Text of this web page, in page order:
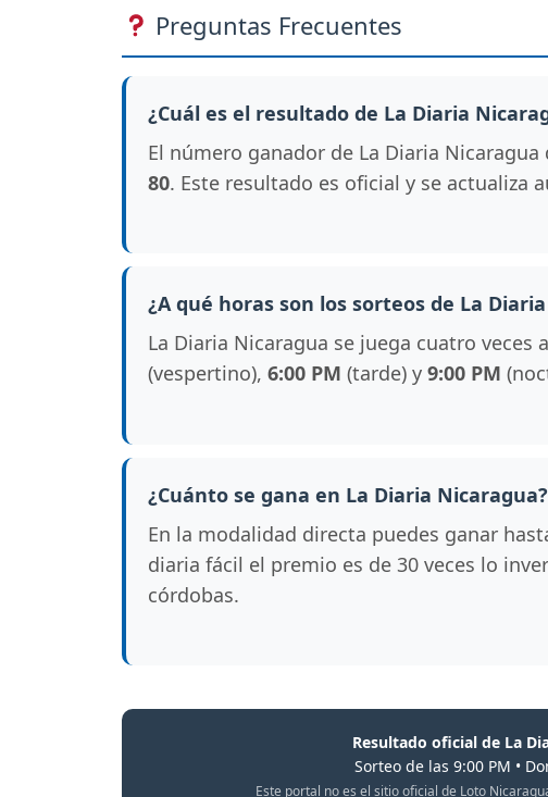
Preguntas Frecuentes
¿Cuál es el resultado de La Diaria
El número ganador de La Diaria
80. Este resultado es oficial y se actualiza
¿A qué horas son los sorteos de La
La Diaria Nicaragua se juega cuatro veces
(vespertino), 6:00 PM (tarde) y 9:00 PM
¿Cuánto se gana en La Diaria Nicaragua?
En la modalidad directa puedes ganar
diaria fácil el premio es de 30 veces lo
córdobas.
Resultado oficial de La
Sorteo de las 9:00 PM •
Este portal no es el sitio oficial de Loto